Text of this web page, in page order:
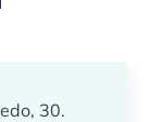
30.